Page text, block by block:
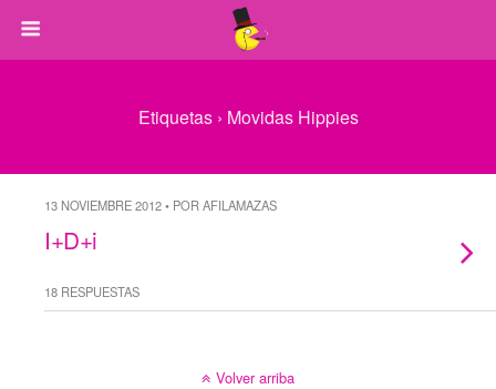
Etiquetas › Movidas Hippies
13 NOVIEMBRE 2012 • POR AFILAMAZAS
I+D+i
18 RESPUESTAS
Volver arriba